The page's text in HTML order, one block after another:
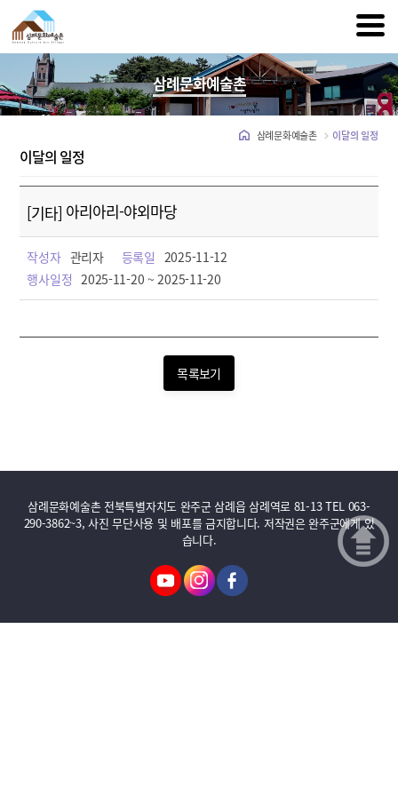
삼례문화예술촌
삼례문화예술촌 이달의 일정
이달의 일정
[기타] 아리아리-야외마당
작성자 관리자 등록일 2025-11-12
행사일정 2025-11-20 ~ 2025-11-20
목록보기
삼례문화예술촌 전북특별자치도 완주군 삼례읍 삼례역로 81-13 TEL 063-
290-3862~3, 사진 무단사용 및 배포를 금지합니다. 저작권은 완주군에게 있
습니다.